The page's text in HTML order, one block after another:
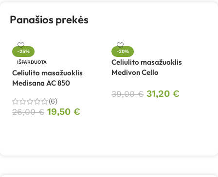
Panašios prekės
-25%
IŠPARDUOTA
Celiulito masažuoklis
Medisana AC 850
(6)
26,00€ 19,50 €
-20%
Celiulito masažuoklis
Medivon Cello
39,00€ 31,20 €